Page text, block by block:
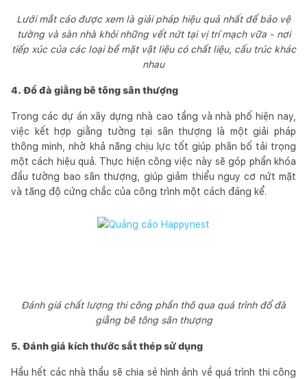
Lưới mắt cáo được xem là giải pháp hiệu quả nhất để bảo vệ
tường và sàn nhà khỏi những vết nứt tại vị trí mạch vữa - nơi
tiếp xúc của các loại bề mặt vật liệu có chất liệu, cấu trúc khác
nhau
4. Đổ đà giằng bê tông sân thượng
Trong các dự án xây dựng nhà cao tầng và nhà phố hiện nay,
việc kết hợp giằng tường tại sân thượng là một giải pháp
thông minh, nhờ khả năng chịu lực tốt giúp phân bố tải trọng
một cách hiệu quả. Thực hiện công việc này sẽ góp phần khóa
đầu tường bao sân thượng, giúp giảm thiểu nguy cơ nứt mặt
và tăng độ cứng chắc của công trình một cách đáng kể.
Đánh giá chất lượng thi công phần thô qua quá trình đổ đà
giằng bê tông sân thượng
5. Đánh giá kích thước sắt thép sử dụng
Hầu hết các nhà thầu sẽ chia sẻ hình ảnh về quá trình thi công